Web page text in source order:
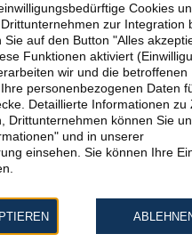
Cookies
zur Integration
Sie auf den Button "Alles
Funktionen aktiviert
wir und die betroffenen
personenbezogenen Daten
Detaillierte Informationen zu
Drittunternehmen können Sie
und in unserer
einsehen. Sie können Ihre